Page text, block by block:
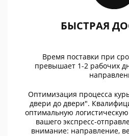
БЫСТРАЯ
Время поставки при
превышает 1-2 рабочих
Оптимизация процесса
двери до двери".
оптимальную
вашего экспресс-
внимание: направление,